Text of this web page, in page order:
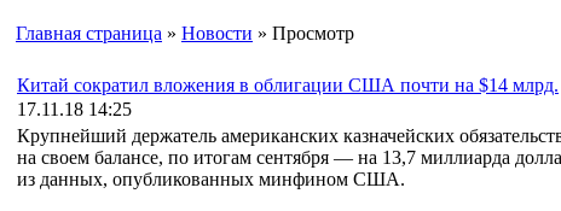
Главная страница » Новости » Просмотр
Китай сократил вложения в облигации США почти на $14 млрд.
17.11.18 14:25
Крупнейший держатель американских казначейских
на своем балансе, по итогам сентября — на 13,7 миллиарда
из данных, опубликованных минфином США.